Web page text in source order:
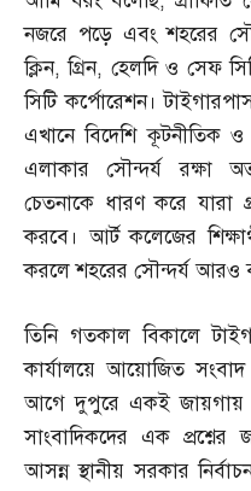
নজরে পড়ে এবং শহরের
ক্লিন,গ্রিন, হেলদি ও সেফ
সিটি কর্পোরেশন।
এখানে বিদেশি কূটনীতিক
এলাকার সৌন্দর্য রক্ষা
চেতনাকে ধারণ করে যারা
করবে। আর্ট কলেজের
করলে শহরের সৌন্দর্য আরও
তিনি গতকাল বিকালে
কার্যালয়ে আয়োজিত
আগে দুপুরে একই জায়গায়
সাংবাদিকদের এক প্রশ্নের
আসন্ন স্থানীয় সরকার